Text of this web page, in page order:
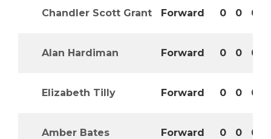
Chandler Scott Grant Forward 0 0 0
Alan Hardiman Forward 0 0 0
Elizabeth Tilly Forward 0 0 0
Amber Bates Forward 0 0 0